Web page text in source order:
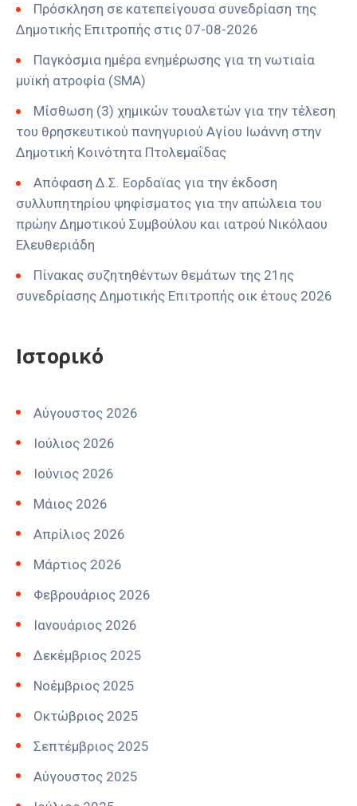
Πρόσκληση σε κατεπείγουσα συνεδρίαση της
Δημοτικής Επιτροπής στις 07-08-2026
Παγκόσμια ημέρα ενημέρωσης για τη νωτιαία
μυϊκή ατροφία (SMA)
Μίσθωση (3) χημικών τουαλετών για την τέλεση
του θρησκευτικού πανηγυριού Αγίου Ιωάννη στην
Δημοτική Κοινότητα Πτολεμαΐδας
Απόφαση Δ.Σ. Εορδαϊας για την έκδοση
συλλυπητηρίου ψηφίσματος για την απώλεια του
πρώην Δημοτικού Συμβούλου και ιατρού Νικόλαου
Ελευθεριάδη
Πίνακας συζητηθέντων θεμάτων της 21ης
συνεδρίασης Δημοτικής Επιτροπής οικ έτους 2026
Ιστορικό
Αύγουστος 2026
Ιούλιος 2026
Ιούνιος 2026
Μάιος 2026
Απρίλιος 2026
Μάρτιος 2026
Φεβρουάριος 2026
Ιανουάριος 2026
Δεκέμβριος 2025
Νοέμβριος 2025
Οκτώβριος 2025
Σεπτέμβριος 2025
Αύγουστος 2025